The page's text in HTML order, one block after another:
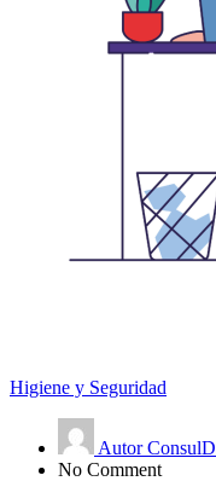
Higiene y Seguridad
Autor
No Comment